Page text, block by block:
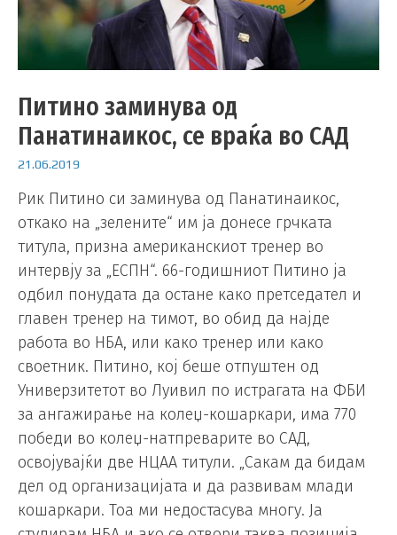
Питино заминува од
Панатинаикос, се враќа во САД
21.06.2019
Рик Питино си заминува од Панатинаикос,
откако на „зелените“ им ја донесе грчката
титула, призна американскиот тренер во
интервју за „ЕСПН“. 66-годишниот Питино ја
одбил понудата да остане како претседател и
главен тренер на тимот, во обид да најде
работа во НБА, или како тренер или како
своетник. Питино, кој беше отпуштен од
Универзитетот во Луивил по истрагата на ФБИ
за ангажирање на колеџ-кошаркари, има 770
победи во колеџ-натпреварите во САД,
освојувајќи две НЦАА титули. „Сакам да бидам
дел од организацијата и да развивам млади
кошаркари. Тоа ми недостасува многу. Ја